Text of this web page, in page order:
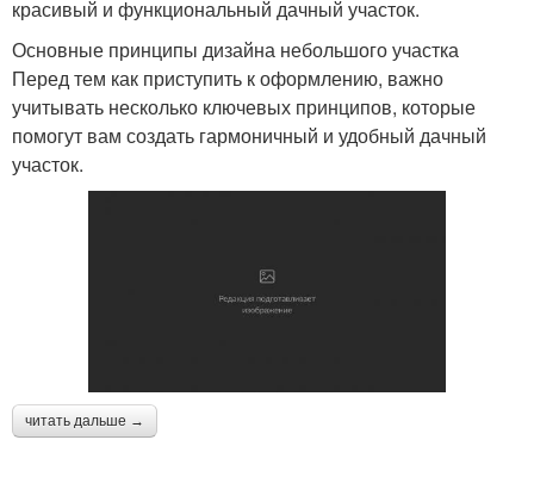
красивый и функциональный дачный участок.
Основные принципы дизайна небольшого участка
Перед тем как приступить к оформлению, важно
учитывать несколько ключевых принципов, которые
помогут вам создать гармоничный и удобный дачный
участок.
читать дальше →